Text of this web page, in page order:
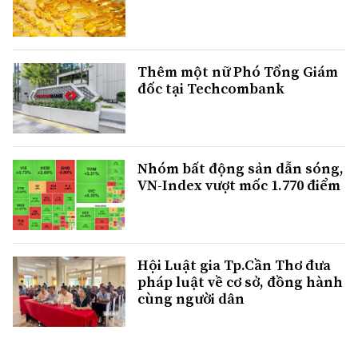
Thêm một nữ Phó Tổng Giám
đốc tại Techcombank
Nhóm bất động sản dẫn sóng,
VN-Index vượt mốc 1.770 điểm
Hội Luật gia Tp.Cần Thơ đưa
pháp luật về cơ sở, đồng hành
cùng người dân